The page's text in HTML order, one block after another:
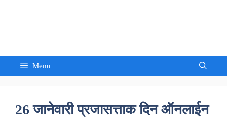
Menu
26 जानेवारी प्रजासत्ताक दिन ऑनलाईन